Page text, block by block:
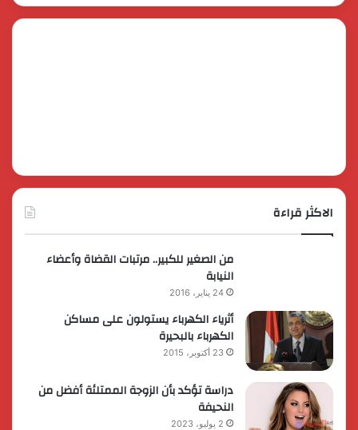
الاكثر قراءة
من الصغير للكبير.. مرتبات القضاة وأعضاء
النيابة
24 يناير، 2016
أثرياء الكهرباء يستولون على مساكن
الكهرباء بالبحيرة
23 أكتوبر، 2015
دراسة تؤكد بأن الزوجة الممتلئة أفضل من
النحيفة
2 يوليو، 2023